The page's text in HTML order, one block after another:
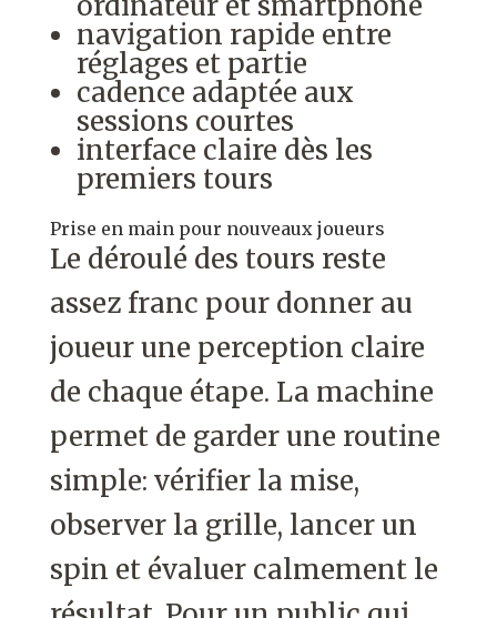
navigation rapide entre
réglages et partie
cadence adaptée aux
sessions courtes
interface claire dès les
premiers tours
Prise en main pour nouveaux joueurs
Le déroulé des tours reste
assez franc pour donner au
joueur une perception claire
de chaque étape. La machine
permet de garder une routine
simple: vérifier la mise,
observer la grille, lancer un
spin et évaluer calmement le